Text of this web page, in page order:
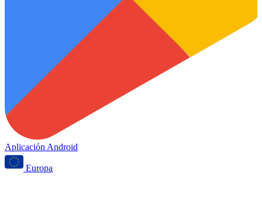
Aplicación Android
Europa